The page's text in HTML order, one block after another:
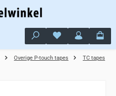
Je hebt 0 items op
Overige P-touch tapes
TC tapes